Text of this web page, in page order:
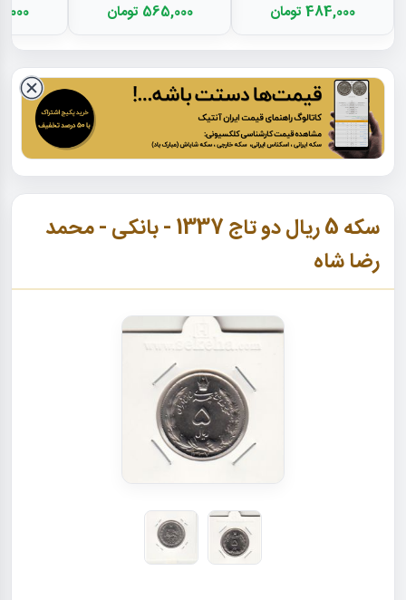
484,000 تومان 565,000 تومان
سکه 5 ریال دو تاج 1337 - بانکی - محمد
رضا شاه